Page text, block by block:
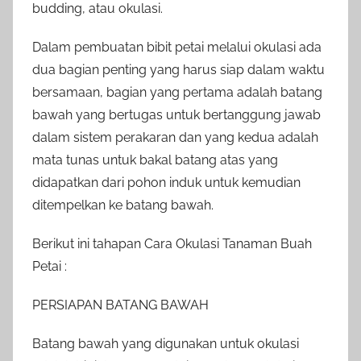
budding, atau okulasi.
Dalam pembuatan bibit petai melalui okulasi ada
dua bagian penting yang harus siap dalam waktu
bersamaan, bagian yang pertama adalah batang
bawah yang bertugas untuk bertanggung jawab
dalam sistem perakaran dan yang kedua adalah
mata tunas untuk bakal batang atas yang
didapatkan dari pohon induk untuk kemudian
ditempelkan ke batang bawah.
Berikut ini tahapan Cara Okulasi Tanaman Buah
Petai :
PERSIAPAN BATANG BAWAH
Batang bawah yang digunakan untuk okulasi